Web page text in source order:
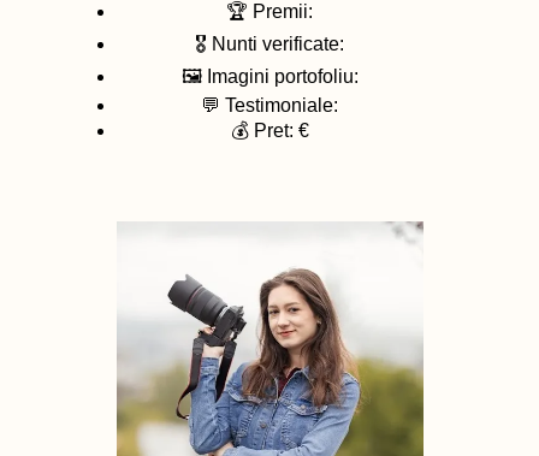
🏆 Premii:
🎖️ Nunti verificate:
🖼️ Imagini portofoliu:
💬 Testimoniale:
💰 Pret: €